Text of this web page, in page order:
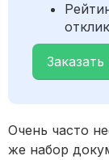
Очень часто
же набор